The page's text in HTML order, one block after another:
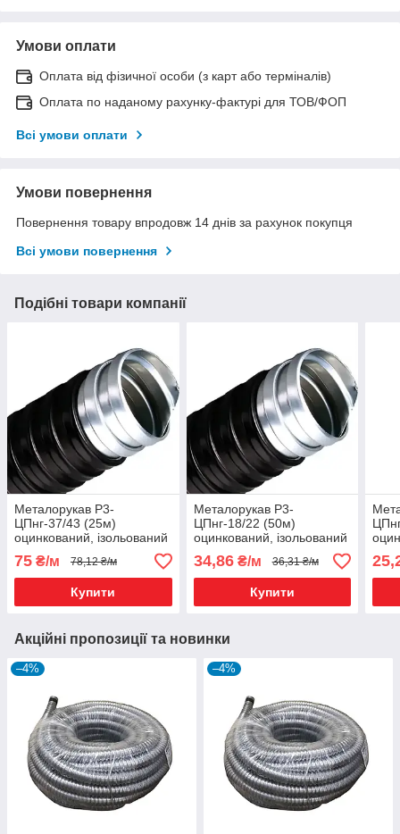
Умови оплати
Оплата від фізичної особи (з карт або терміналів)
Оплата по наданому рахунку-фактурі для ТОВ/ФОП
Всі умови оплати
Умови повернення
Повернення товару впродовж 14 днів за рахунок покупця
Всі умови повернення
Подібні товари компанії
Металорукав Р3-
ЦПнг-37/43 (25м)
оцинкований, ізольований
ПВХ чорний
75 ₴/м 78,12 ₴/м
Купити
Металорукав Р3-
ЦПнг-18/22 (50м)
оцинкований, ізольований
ПВХ чорний
34,86₴/м 36,31 ₴/м
Купити
ПВХ
Акційні пропозиції та новинки
–4% –4%